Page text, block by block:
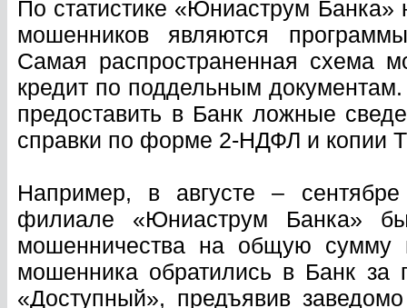
По статистике «Юниаструм
мошенников являются программы
Самая распространенная схема
кредит по поддельным
предоставить в Банк ложные
справки по форме 2-НДФЛ и копии
Например, в августе –
филиале «Юниаструм Банка»
мошенничества на общую
мошенника обратились в Банк за
«Доступный», предъявив